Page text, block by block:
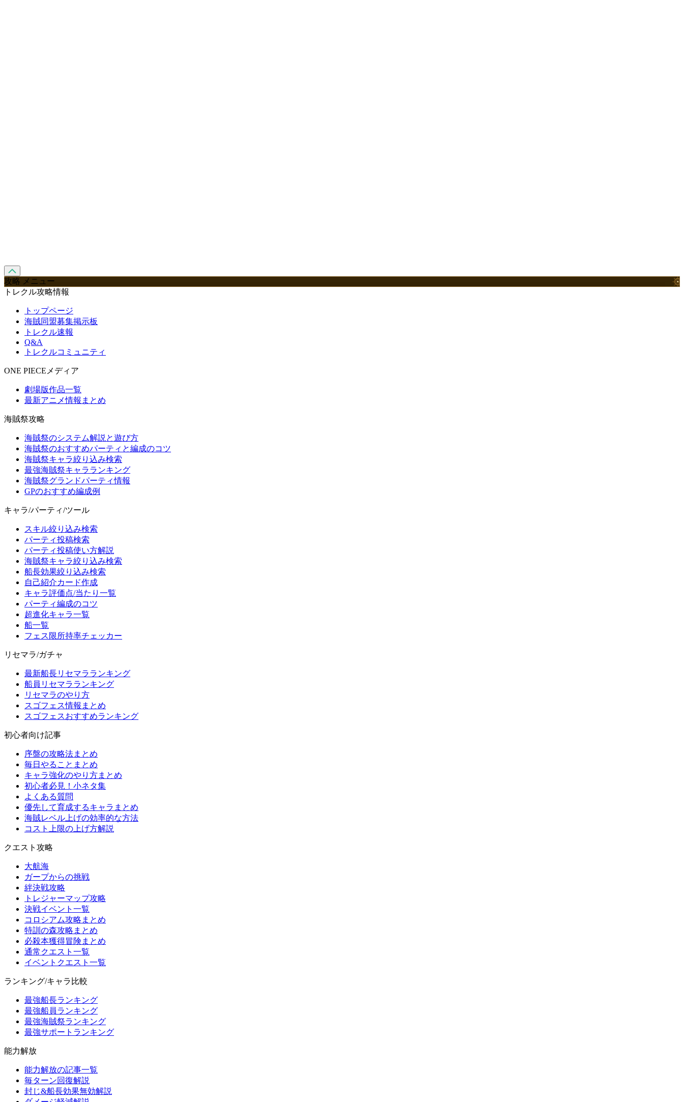
攻略 メニュー
トレクル攻略情報
トップページ
海賊同盟募集掲示板
トレクル速報
Q&A
トレクルコミュニティ
ONE PIECEメディア
劇場版作品一覧
最新アニメ情報まとめ
海賊祭攻略
海賊祭のシステム解説と遊び方
海賊祭のおすすめパーティと編成のコツ
海賊祭キャラ絞り込み検索
最強海賊祭キャラランキング
海賊祭グランドパーティ情報
GPのおすすめ編成例
キャラ/パーティ/ツール
スキル絞り込み検索
パーティ投稿検索
パーティ投稿使い方解説
海賊祭キャラ絞り込み検索
船長効果絞り込み検索
自己紹介カード作成
キャラ評価点/当たり一覧
パーティ編成のコツ
超進化キャラ一覧
船一覧
フェス限所持率チェッカー
リセマラ/ガチャ
最新船長リセマラランキング
船員リセマラランキング
リセマラのやり方
スゴフェス情報まとめ
スゴフェスおすすめランキング
初心者向け記事
序盤の攻略法まとめ
毎日やることまとめ
キャラ強化のやり方まとめ
初心者必見！小ネタ集
よくある質問
優先して育成するキャラまとめ
海賊レベル上げの効率的な方法
コスト上限の上げ方解説
クエスト攻略
大航海
ガープからの挑戦
絆決戦攻略
トレジャーマップ攻略
決戦イベント一覧
コロシアム攻略まとめ
特訓の森攻略まとめ
必殺本獲得冒険まとめ
通常クエスト一覧
イベントクエスト一覧
ランキング/キャラ比較
最強船長ランキング
最強船員ランキング
最強海賊祭ランキング
最強サポートランキング
能力解放
能力解放の記事一覧
毎ターン回復解説
封じ&船長効果無効解説